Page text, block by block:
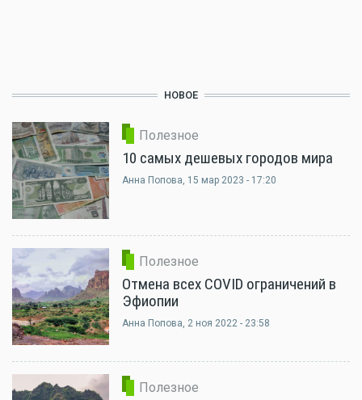
НОВОЕ
Полезное
10 самых дешевых городов мира
Анна Попова, 15 мар 2023 - 17:20
Полезное
Отмена всех COVID ограничений в
Эфиопии
Анна Попова, 2 ноя 2022 - 23:58
Полезное